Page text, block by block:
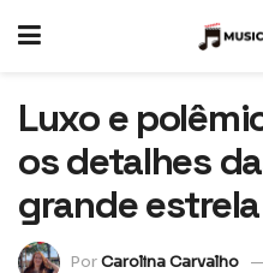
Luxo e
os detalhes
grande
PorCarolina Carvalho